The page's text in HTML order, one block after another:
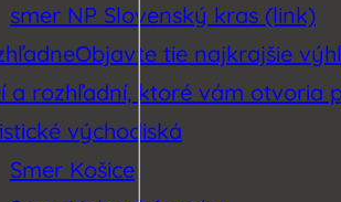
smer NP Slovenský kras (link)
Objavte tie najkrajšie
a rozhľadní, ktoré vám otvoria
východiská
Smer Košice